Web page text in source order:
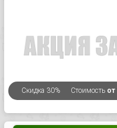
Скидка 30% Стоимость от